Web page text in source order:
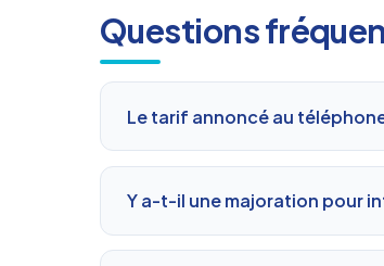
Questions
Le tarif annoncé au
Y a-t-il une majoration pour